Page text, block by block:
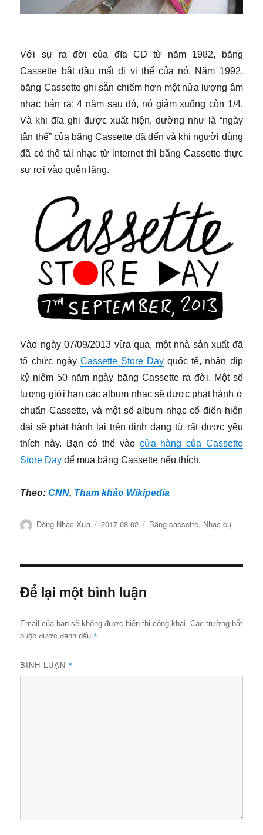
Với sự ra đời của đĩa CD từ năm 1982, băng
Cassette bắt đầu mất đi vị thế của nó. Năm 1992,
băng Cassette ghi sẵn chiếm hơn một nửa lượng âm
nhạc bán ra; 4 năm sau đó, nó giảm xuống còn 1/4.
Và khi đĩa ghi được xuất hiện, dường như là “ngày
tận thế” của băng Cassette đã đến và khi người dùng
đã có thể tải nhạc từ internet thì băng Cassette thực
sự rơi vào quên lãng.
Vào ngày 07/09/2013 vừa qua, một nhà sản xuất đã
tổ chức ngày Cassette Store Day quốc tế, nhân dịp
kỷ niệm 50 năm ngày băng Cassette ra đời. Một số
lượng giới hạn các album nhạc sẽ được phát hành ở
chuẩn Cassette, và một số album nhạc cổ điển hiện
đại sẽ phát hành lại trên định dạng từ rất được yêu
thích này. Bạn có thể vào cửa hàng của Cassette
Store Day để mua băng Cassette nếu thích.
Theo:CNN, Tham khảo Wikipedia
Tác
Dòng Nhạc Xưa
Đăng
2017-08-02
Chuyên
Băng cassette, Nhạc cụ
Để lại một bình luận
Email của bạn sẽ không được hiển thị công khai.
Các trường bắt
buộc được đánh dấu *
BÌNH LUẬN *